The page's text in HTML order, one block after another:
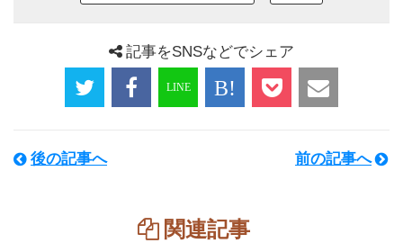
記事をSNSなどでシェア
後の記事へ 前の記事へ
関連記事